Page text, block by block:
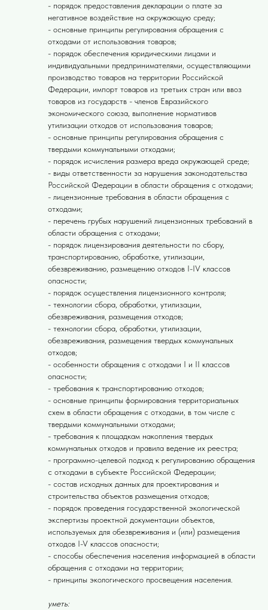
- порядок предоставления декларации о плате за
негативное воздействие на окружающую среду;
- основные принципы регулирования обращения с
отходами от использования товаров;
- порядок обеспечения юридическими лицами и
индивидуальными предпринимателями, осуществляющими
производство товаров на территории Российской
Федерации, импорт товаров из третьих стран или ввоз
товаров из государств - членов Евразийского
экономического союза, выполнение нормативов
утилизации отходов от использования товаров;
- основные принципы регулирования обращения с
твердыми коммунальными отходами;
- порядок исчисления размера вреда окружающей среде;
- виды ответственности за нарушения законодательства
Российской Федерации в области обращения с отходами;
- лицензионные требования в области обращения с
отходами;
- перечень грубых нарушений лицензионных требований в
области обращения с отходами;
- порядок лицензирования деятельности по сбору,
транспортированию, обработке, утилизации,
обезвреживанию, размещению отходов I-IV классов
опасности;
- порядок осуществления лицензионного контроля;
- технологии сбора, обработки, утилизации,
обезвреживания, размещения отходов;
- технологии сбора, обработки, утилизации,
обезвреживания, размещения твердых коммунальных
отходов;
- особенности обращения с отходами I и II классов
опасности;
- требования к транспортированию отходов;
- основные принципы формирования территориальных
схем в области обращения с отходами, в том числе с
твердыми коммунальными отходами;
- требования к площадкам накопления твердых
коммунальных отходов и правила ведение их реестра;
- программно-целевой подход к регулированию обращения
с отходами в субъекте Российской Федерации;
- состав исходных данных для проектирования и
строительства объектов размещения отходов;
- порядок проведения государственной экологической
экспертизы проектной документации объектов,
используемых для обезвреживания и (или) размещения
отходов I-V классов опасности;
- способы обеспечения населения информацией в области
обращения с отходами на территории;
- принципы экологического просвещения населения.
уметь: